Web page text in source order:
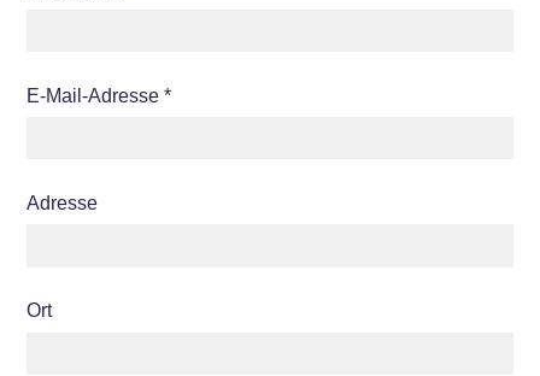
E-Mail-Adresse *
Adresse
Ort